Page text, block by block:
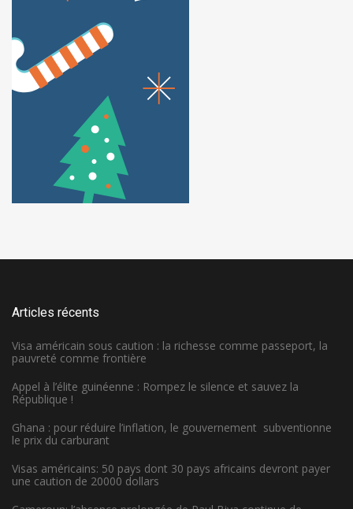
Articles récents
Visa américain sous caution : la richesse comme passeport, la
pauvreté comme frontière
Appel à l’élite guinéenne : Rompez le silence et sauvez la
République !
Ghana : pour réduire l’inflation, le gouvernement subventionne
le prix du carburant
Visas américains: 50 pays dont 30 pays africains devront payer
une caution de 20000 dollars